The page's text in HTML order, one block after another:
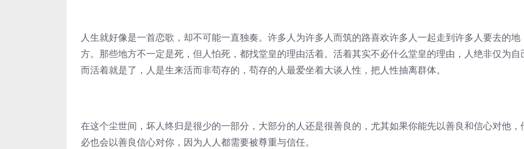
人生就好像是一首恋歌，却不可能一直独奏。许多人为许多人而筑的路喜欢许多人一起走到许多人要去的地
方。那些地方不一定是死，但人怕死，都找堂皇的理由活着。活着其实不必什么堂皇的理由，人绝非仅为自
而活着就是了，人是生来活而非苟存的，苟存的人最爱坐着大谈人性，把人性抽离群体。
在这个尘世间，坏人终归是很少的一部分，大部分的人还是很善良的，尤其如果你能先以善良和信心对他，
必也会以善良信心对你，因为人人都需要被尊重与信任。